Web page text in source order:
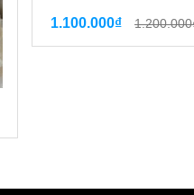
1.100.000₫